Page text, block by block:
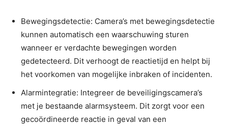
Bewegingsdetectie: Camera’s met bewegingsdetectie
kunnen automatisch een waarschuwing sturen
wanneer er verdachte bewegingen worden
gedetecteerd. Dit verhoogt de reactietijd en helpt bij
het voorkomen van mogelijke inbraken of incidenten.
Alarmintegratie: Integreer de beveiligingscamera’s
met je bestaande alarmsysteem. Dit zorgt voor een
gecoördineerde reactie in geval van een